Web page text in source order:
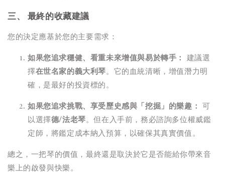
三、 最終的收藏建議
您的決定應基於您的主要需求：
如果您追求穩健、看重未來增值與易於轉手： 建議選
擇在世名家的義大利琴。它的血統清晰，增值潛力明
確，是最好的投資標的。
如果您追求挑戰、享受歷史感與「挖掘」的樂趣： 可
以選擇德/法老琴。但在入手前，務必諮詢多位權威鑑
定師，將鑑定成本納入預算，以確保其真實價值。
總之，一把琴的價值，最終還是取決於它是否能給你帶來音
樂上的啟發與快樂。